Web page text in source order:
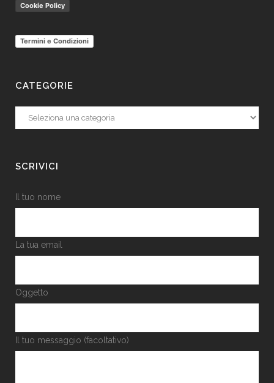
Cookie Policy
Termini e Condizioni
CATEGORIE
Categorie
SCRIVICI
Il tuo nome
La tua email
Oggetto
Il tuo messaggio (facoltativo)